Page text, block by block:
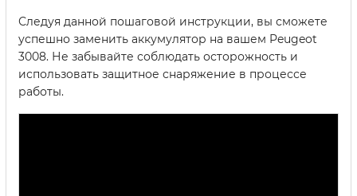
Следуя данной пошаговой инструкции, вы сможете
успешно заменить аккумулятор на вашем Peugeot
3008. Не забывайте соблюдать осторожность и
использовать защитное снаряжение в процессе
работы.